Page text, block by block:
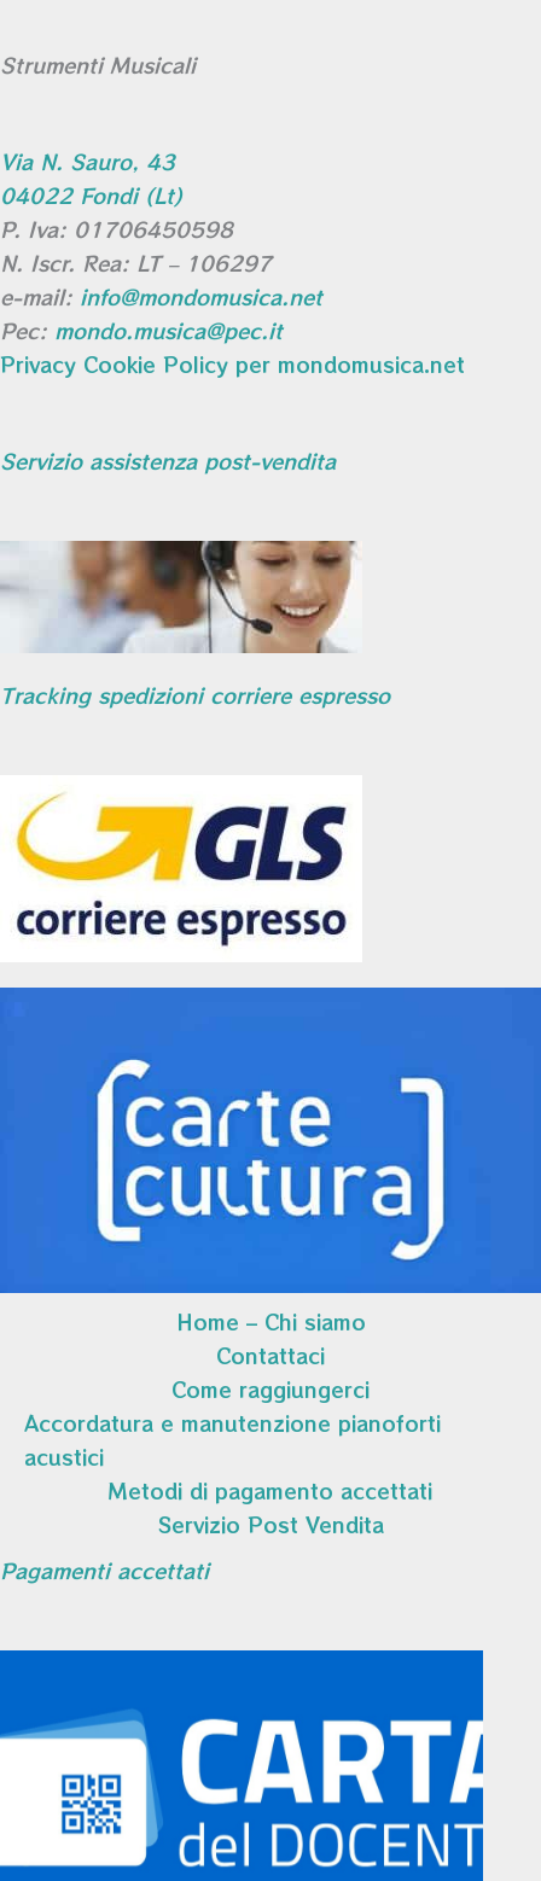
Strumenti Musicali
Via N. Sauro, 43
04022 Fondi (Lt)
P. Iva: 01706450598
N. Iscr. Rea: LT – 106297
e-mail: info@mondomusica.net
Pec: mondo.musica@pec.it
Privacy Cookie Policy per mondomusica.net
Servizio assistenza post-vendita
Tracking spedizioni corriere espresso
Home – Chi siamo
Contattaci
Come raggiungerci
Accordatura e manutenzione pianoforti
acustici
Metodi di pagamento accettati
Servizio Post Vendita
Pagamenti accettati